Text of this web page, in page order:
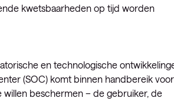
kwetsbaarheden op tijd worden
en technologische
(SOC) komt binnen handbereik voor
willen beschermen – de gebruiker, de